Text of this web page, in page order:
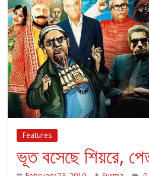
Features
ভূত বসেছে শিয়রে,